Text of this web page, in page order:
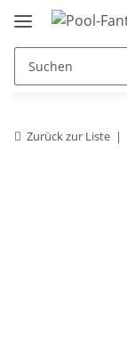
Zurück zur Liste